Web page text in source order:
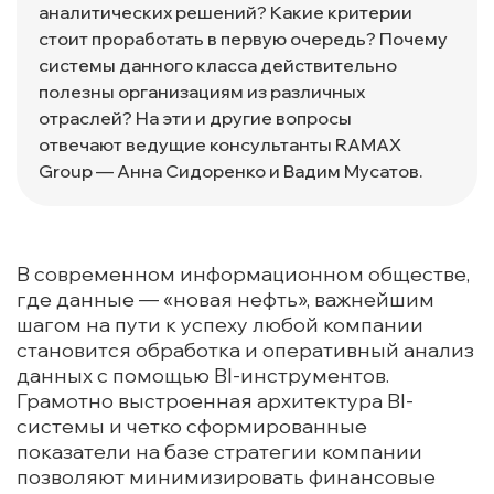
аналитических решений? Какие критерии
стоит проработать в первую очередь? Почему
системы данного класса действительно
полезны организациям из различных
отраслей? На эти и другие вопросы
отвечают ведущие консультанты RAMAX
Group — Анна Сидоренко и Вадим Мусатов.
В современном информационном обществе,
где данные — «новая нефть», важнейшим
шагом на пути к успеху любой компании
становится обработка и оперативный анализ
данных с помощью BI-инструментов.
Грамотно выстроенная архитектура BI-
системы и четко сформированные
показатели на базе стратегии компании
позволяют минимизировать финансовые